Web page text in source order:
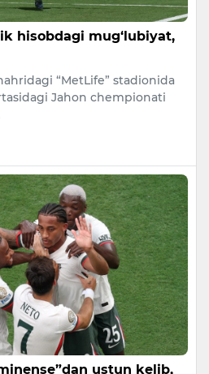
hisobdagi mug‘lubiyat,
“MetLife” stadionida
Jahon chempionati
ustun kelib,